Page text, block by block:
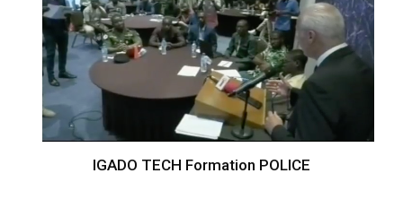
IGADO TECH Formation POLICE